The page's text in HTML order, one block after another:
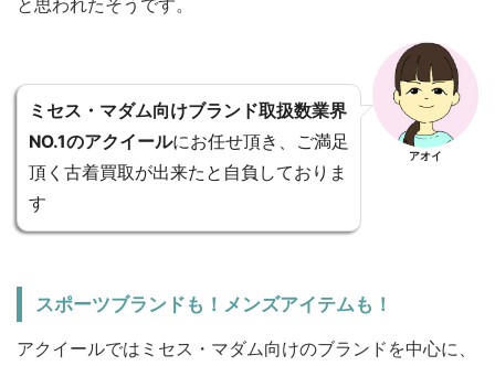
ミセス・マダム向けブランド取扱数業界
NO.1のアクイールにお任せ頂き、ご満足
頂く古着買取が出来たと自負しておりま
す
アオイ
スポーツブランドも！メンズアイテムも！
アクイールではミセス・マダム向けのブランドを中心に、